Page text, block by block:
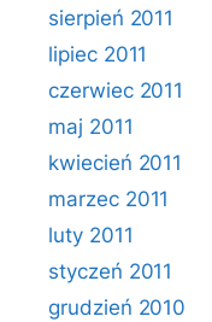
sierpień 2011
lipiec 2011
czerwiec 2011
maj 2011
kwiecień 2011
marzec 2011
luty 2011
styczeń 2011
grudzień 2010